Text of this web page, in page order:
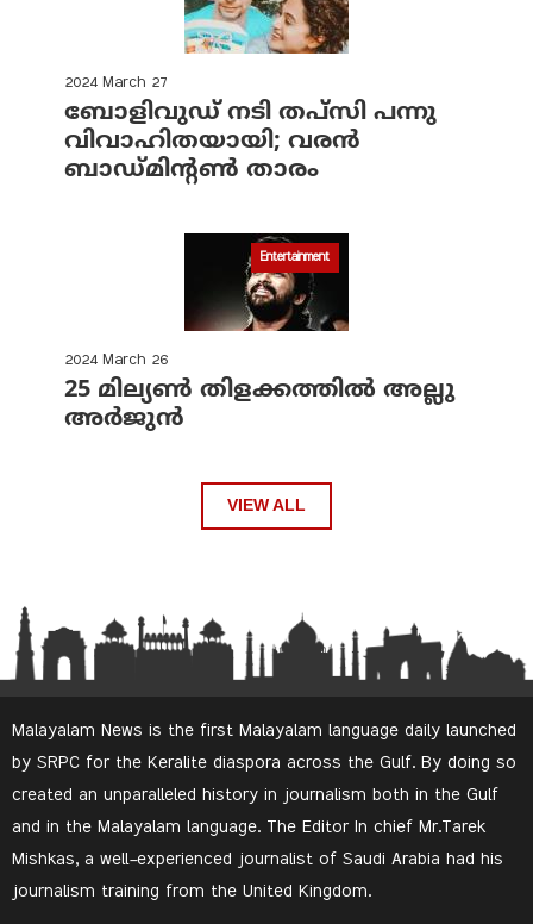
2024 March 27
ബോളിവുഡ് നടി തപ്‌സി പന്നു
വിവാഹിതയായി; വരന്‍
ബാഡ്മിന്റണ്‍ താരം
Entertainment
2024 March 26
25 മില്യണ്‍ തിളക്കത്തില്‍ അല്ലു
അര്‍ജുന്‍
VIEW ALL
Malayalam News is the first Malayalam language daily launched
by SRPC for the Keralite diaspora across the Gulf. By doing so
created an unparalleled history in journalism both in the Gulf
and in the Malayalam language. The Editor In chief Mr.Tarek
Mishkas, a well-experienced journalist of Saudi Arabia had his
journalism training from the United Kingdom.